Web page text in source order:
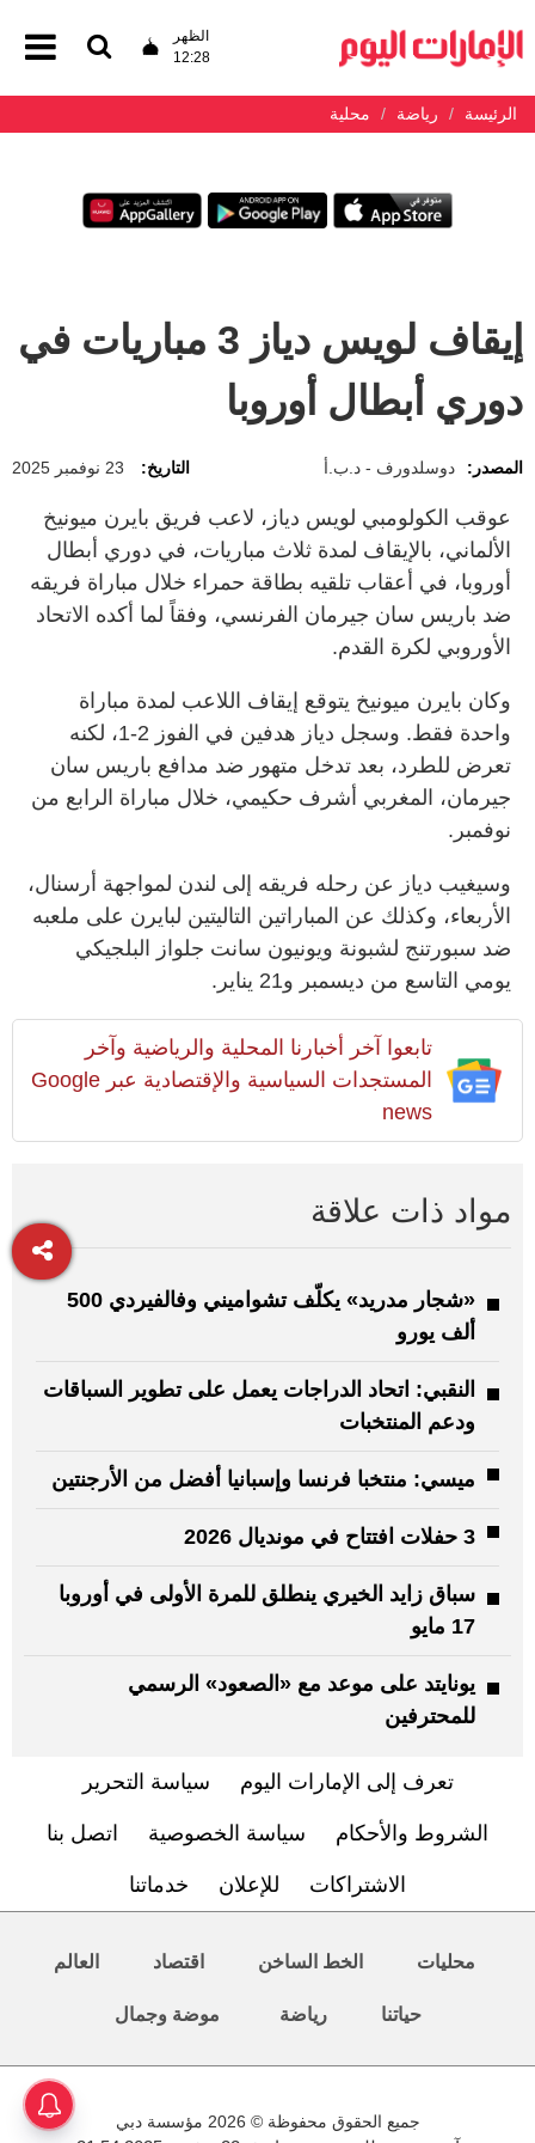
الظهر
12:28
الرئيسة رياضة محلية
إيقاف لويس دياز 3 مباريات في
دوري أبطال أوروبا
المصدر: دوسلدورف - د.ب.أ التاريخ: 23 نوفمبر 2025
عوقب الكولومبي لويس دياز، لاعب فريق بايرن ميونيخ
الألماني، بالإيقاف لمدة ثلاث مباريات، في دوري أبطال
أوروبا، في أعقاب تلقيه بطاقة حمراء خلال مباراة فريقه
ضد باريس سان جيرمان الفرنسي، وفقاً لما أكده الاتحاد
الأوروبي لكرة القدم.
وكان بايرن ميونيخ يتوقع إيقاف اللاعب لمدة مباراة
واحدة فقط. وسجل دياز هدفين في الفوز 2-1، لكنه
تعرض للطرد، بعد تدخل متهور ضد مدافع باريس سان
جيرمان، المغربي أشرف حكيمي، خلال مباراة الرابع من
نوفمبر.
وسيغيب دياز عن رحله فريقه إلى لندن لمواجهة أرسنال،
الأربعاء، وكذلك عن المباراتين التاليتين لبايرن على ملعبه
ضد سبورتنج لشبونة ويونيون سانت جلواز البلجيكي
يومي التاسع من ديسمبر و21 يناير.
تابعوا آخر أخبارنا المحلية والرياضية وآخر
المستجدات السياسية والإقتصادية عبر Google
news
مواد ذات علاقة
«شجار مدريد» يكلّف تشواميني وفالفيردي 500
ألف يورو
النقبي: اتحاد الدراجات يعمل على تطوير السباقات
ودعم المنتخبات
ميسي: منتخبا فرنسا وإسبانيا أفضل من الأرجنتين
3 حفلات افتتاح في مونديال 2026
سباق زايد الخيري ينطلق للمرة الأولى في أوروبا
17 مايو
يونايتد على موعد مع «الصعود» الرسمي
للمحترفين
تعرف إلى الإمارات اليوم سياسة التحرير
الشروط والأحكام سياسة الخصوصية اتصل بنا
الاشتراكات للإعلان خدماتنا
محليات الخط الساخن اقتصاد العالم
حياتنا رياضة موضة وجمال
جميع الحقوق محفوظة © 2026 مؤسسة دبي